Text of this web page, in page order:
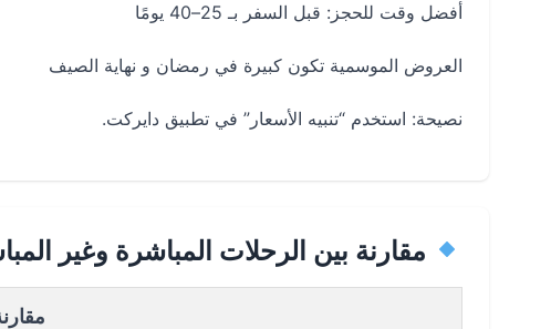
أفضل وقت للحجز: قبل السفر بـ 25–40 يومًا
العروض الموسمية تكون كبيرة في رمضان و نهاية الصيف
نصيحة: استخدم “تنبيه الأسعار” في تطبيق دايركت.
مقارنة بين الرحلات المباشرة وغير